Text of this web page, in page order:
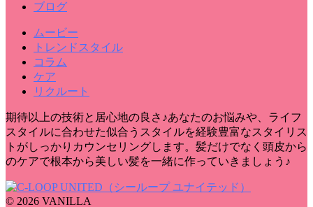
ブログ
ムービー
トレンドスタイル
コラム
ケア
リクルート
期待以上の技術と居心地の良さ♪あなたのお悩みや、ライフ
スタイルに合わせた似合うスタイルを経験豊富なスタイリス
トがしっかりカウンセリングします。髪だけでなく頭皮から
のケアで根本から美しい髪を一緒に作っていきましょう♪
© 2026 VANILLA